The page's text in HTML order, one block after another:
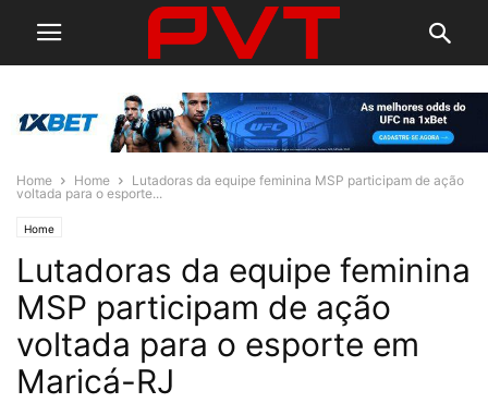
Home Home
Lutadoras da equipe feminina MSP participam de ação
voltada para o esporte...
Home
Lutadoras da equipe feminina
MSP participam de ação
voltada para o esporte em
Maricá-RJ